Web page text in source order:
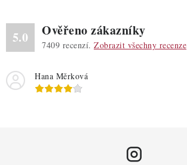
5.0 Ověřeno zákazníky
7409 recenzí. Zobrazit všechny recenze
Hana Měrková